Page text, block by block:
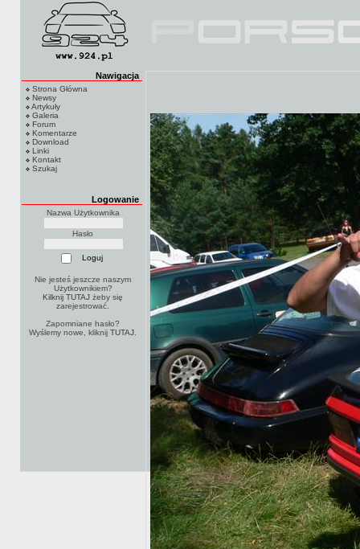
Nawigacja
Strona Główna
Newsy
Artykuły
Galeria
Forum
Komentarze
Download
Linki
Kontakt
Szukaj
Logowanie
Nazwa Użytkownika
Hasło
Nie jesteś jeszcze naszym
Użytkownikiem?
Kilknij TUTAJ żeby się
zarejestrować.
Zapomniane hasło?
Wyślemy nowe, kliknijTUTAJ